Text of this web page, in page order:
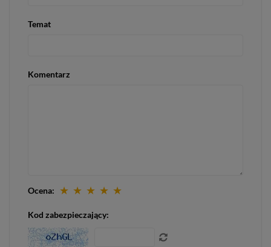
Temat
Komentarz
Ocena: ★ ★ ★ ★ ★
Kod zabezpieczający: